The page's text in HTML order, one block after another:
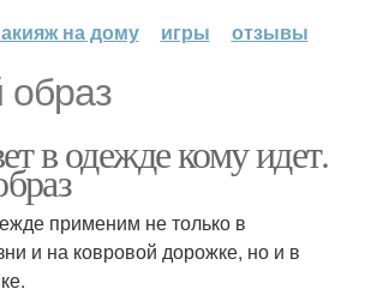
на дому
игры отзывы
в одежде кому идет.
применим не только в
и на ковровой дорожке, но и в